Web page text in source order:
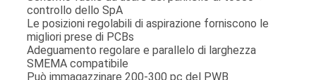
controllo dello SpA
Le posizioni regolabili di aspirazione forniscono le
migliori prese di PCBs
Adeguamento regolare e parallelo di larghezza
SMEMA compatibile
Può immagazzinare 200-300 pc del PWB